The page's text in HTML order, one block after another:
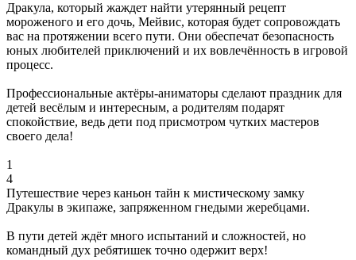
Дракула, который жаждет найти утерянный рецепт
мороженого и его дочь, Мейвис, которая будет сопровождать
вас на протяжении всего пути. Они обеспечат безопасность
юных любителей приключений и их вовлечённость в игровой
процесс.
Профессиональные актёры-аниматоры сделают праздник для
детей весёлым и интересным, а родителям подарят
спокойствие, ведь дети под присмотром чутких мастеров
своего дела!
1
4
Путешествие через каньон тайн к мистическому замку
Дракулы в экипаже, запряженном гнедыми жеребцами.
В пути детей ждёт много испытаний и сложностей, но
командный дух ребятишек точно одержит верх!